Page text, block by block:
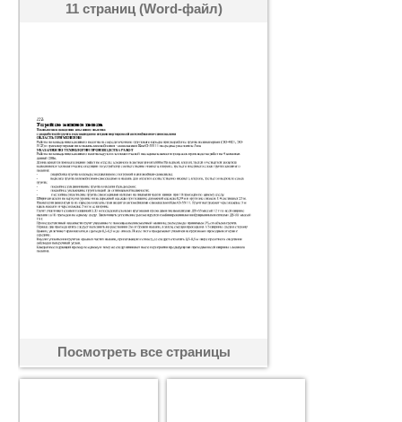
11 страниц (Word-файл)
Посмотреть все страницы